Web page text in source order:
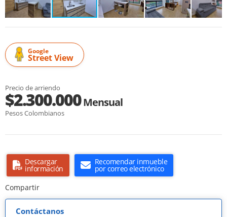
Google
Street View
Precio de arriendo
$2.300.000Mensual
Pesos Colombianos
Descargar
información
Recomendar inmueble
por correo electrónico
Compartir
Contáctanos